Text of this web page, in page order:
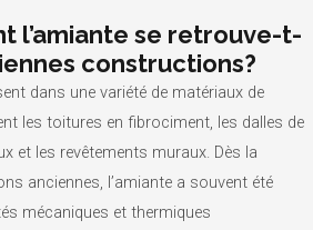
l’amiante se retrouve-t-
constructions?
dans une variété de matériaux de
les toitures en fibrociment, les dalles de
et les revêtements muraux. Dès la
anciennes, l’amiante a souvent été
mécaniques et thermiques